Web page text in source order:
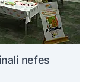
nefes